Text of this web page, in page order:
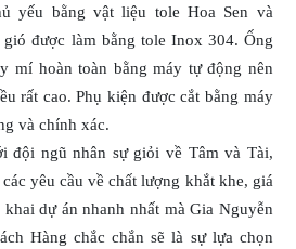
yếu bằng vật liệu tole Hoa Sen và
gió được làm bằng tole Inox 304. Ống
mí hoàn toàn bằng máy tự động nên
rất cao. Phụ kiện được cắt bằng máy
và chính xác.
đội ngũ nhân sự giỏi về Tâm và Tài,
yêu cầu về chất lượng khắt khe, giá
dự án nhanh nhất mà Gia Nguyễn
Hàng chắc chắn sẽ là sự lựa chọn